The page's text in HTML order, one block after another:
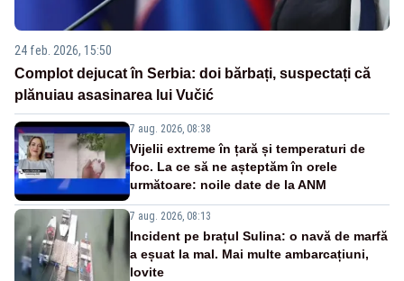
24 feb. 2026, 15:50
Complot dejucat în Serbia: doi bărbați, suspectați că
plănuiau asasinarea lui Vučić
7 aug. 2026, 08:38
Vijelii extreme în țară și temperaturi de
foc. La ce să ne așteptăm în orele
următoare: noile date de la ANM
7 aug. 2026, 08:13
Incident pe brațul Sulina: o navă de marfă
a eșuat la mal. Mai multe ambarcațiuni,
lovite